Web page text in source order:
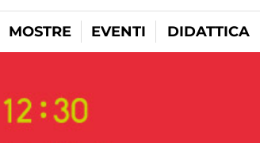
MOSTRE EVENTI DIDATTICA